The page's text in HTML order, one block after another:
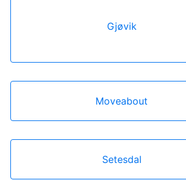
Gjøvik
Moveabout
Setesdal